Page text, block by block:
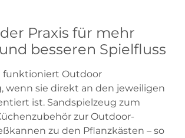
Praxis für mehr
besseren Spielfluss
funktioniert Outdoor
wenn sie direkt an den jeweiligen
ist. Sandspielzeug zum
zur Outdoor-
zu den Pflanzkästen – so